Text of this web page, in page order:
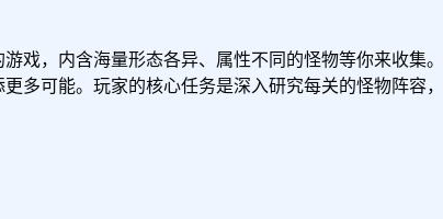
戏，内含海量形态各异、属性不同的怪物等你来收集
多可能。玩家的核心任务是深入研究每关的怪物阵容